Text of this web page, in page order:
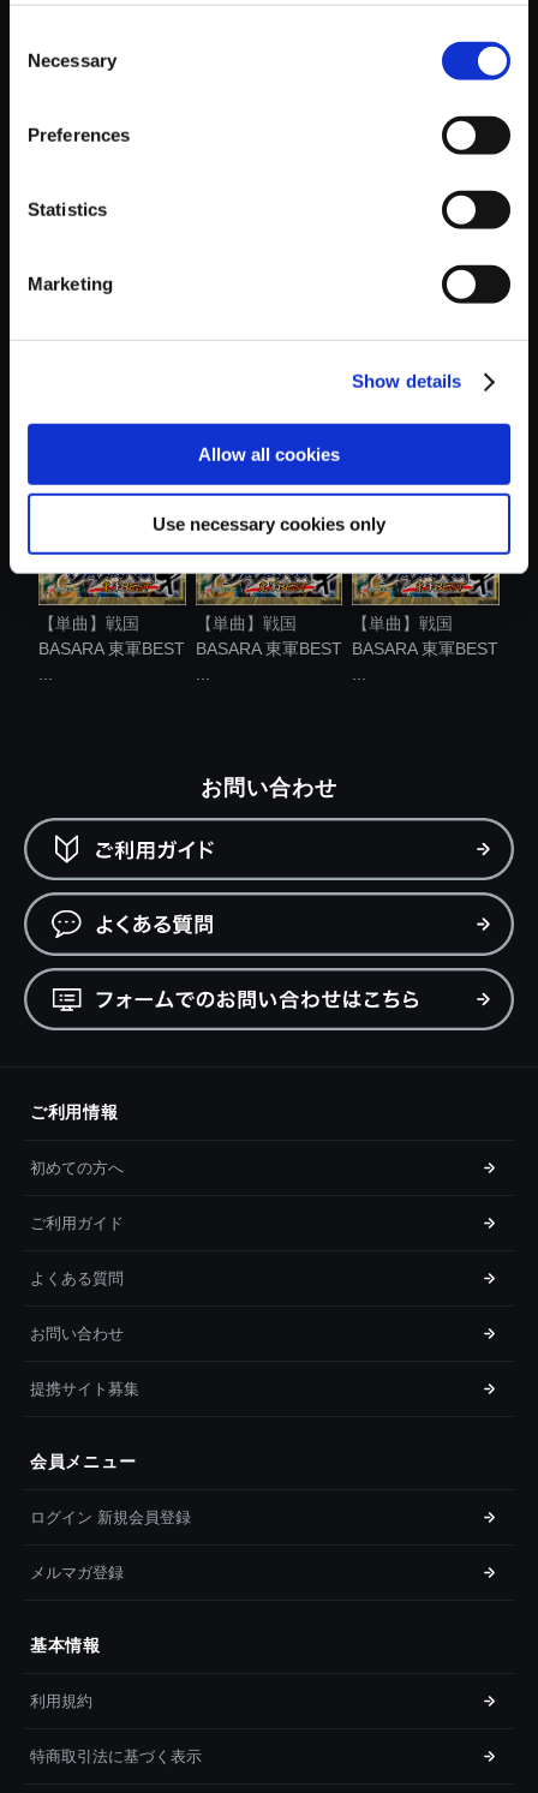
Selection
Necessary
Preferences
Statistics
Marketing
Show details
Allow all cookies
Use necessary cookies only
BASARA 東軍BEST
【単曲】戦国
BASARA 東軍BEST
【単曲】戦国
BASARA 東軍BEST
【単曲】戦国
BASARA 東軍BEST
お問い合わせ
ご利用情報
初めての方へ
ご利用ガイド
よくある質問
お問い合わせ
提携サイト募集
会員メニュー
ログイン 新規会員登録
メルマガ登録
基本情報
利用規約
特商取引法に基づく表示